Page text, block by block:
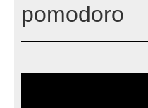
pomodoro